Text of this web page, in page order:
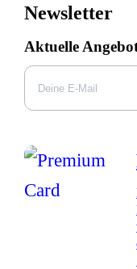
Newsletter
Aktuelle